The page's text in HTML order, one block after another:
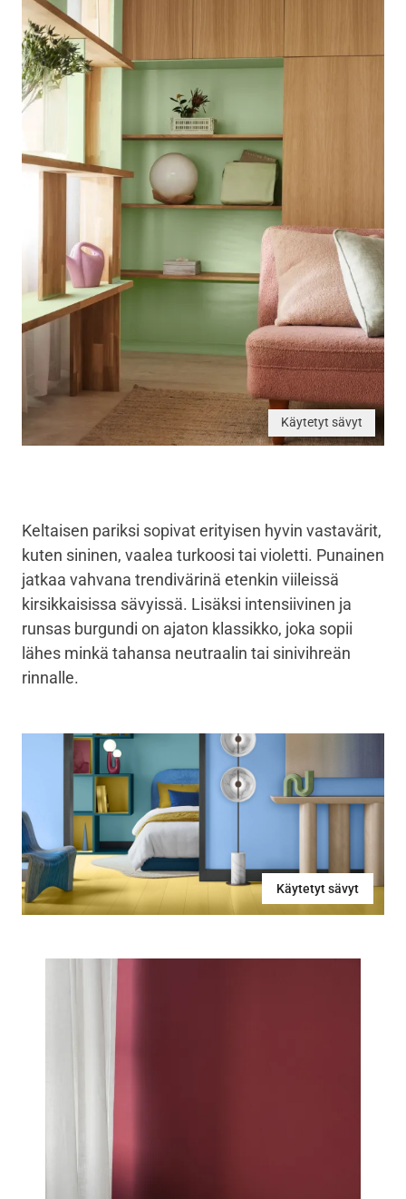
Käytetyt sävyt
Keltaisen pariksi sopivat erityisen hyvin vastavärit,
kuten sininen, vaalea turkoosi tai violetti. Punainen
jatkaa vahvana trendivärinä etenkin viileissä
kirsikkaisissa sävyissä. Lisäksi intensiivinen ja
runsas burgundi on ajaton klassikko, joka sopii
lähes minkä tahansa neutraalin tai sinivihreän
rinnalle.
Käytetyt sävyt